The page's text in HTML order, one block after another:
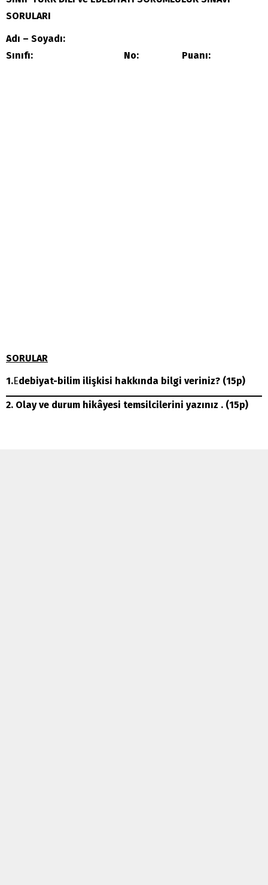
SORULARI
Adı – Soyadı:
Sınıfı: No: Puanı:
SORULAR
1.Edebiyat-bilim ilişkisi hakkında bilgi veriniz? (15p)
2. Olay ve durum hikâyesi temsilcilerini yazınız . (15p)